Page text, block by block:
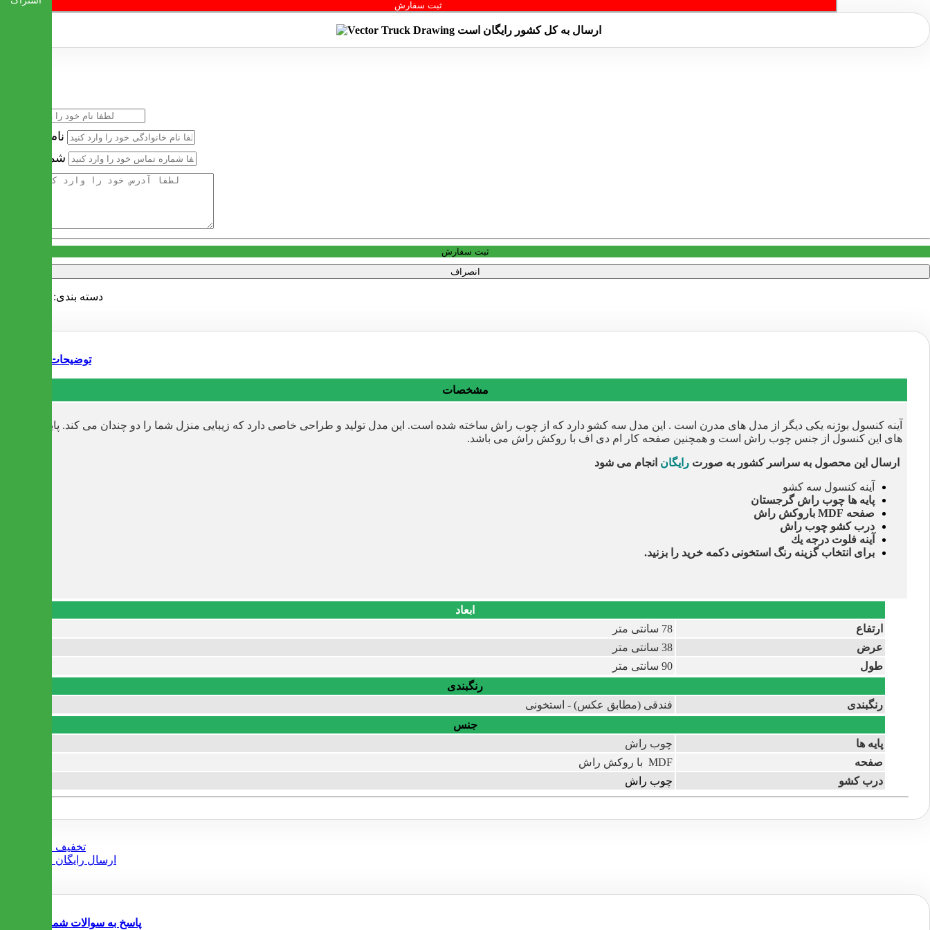
ثبت سفارش
ارسال به کل کشوررایگان است
نام خانوادگی
شماره تماس
ثبت سفارش
انصراف
دسته بندی:
توضیحات
مشخصات
آینه کنسول بوژنه یکی دیگر از مدل های مدرن است . این مدل سه کشو دارد که از چوب راش ساخته شده است. این مدل تولید و طراحی خاصی دارد که زیبایی منزل شما را دو چندان می کند. پایه
های این کنسول از جنس چوب راش است و همچنین صفحه کار ام دی اف با روکش راش می باشد.
ارسال این محصول به سراسر کشور به صورت رایگان انجام می شود
آینه کنسول سه کشو
پايه ها چوب راش گرجستان
صفحه MDF باروكش راش
درب كشو چوب راش
آينه فلوت درجه يك
برای انتخاب گزینه رنگ استخونی دکمه خرید را بزنید.
ابعاد
ارتفاع
78 سانتی متر
عرض
38 سانتی متر
طول
90 سانتی متر
رنگبندی
رنگبندی
فندقی (مطابق عکس) - استخونی
جنس
پایه ها
چوب راش
صفحه
MDF با روکش راش
درب کشو
چوب راش
پاسخ به سوالات شما